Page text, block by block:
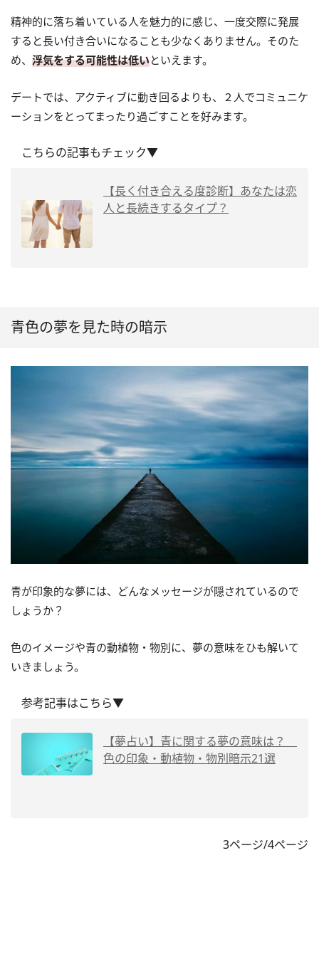
精神的に落ち着いている人を魅力的に感じ、一度交際に発展
すると長い付き合いになることも少なくありません。そのた
め、 浮気をする可能性は低いといえます。
デートでは、アクティブに動き回るよりも、２人でコミュニケ
ーションをとってまったり過ごすことを好みます。
こちらの記事もチェック▼
【長く付き合える度診断】あなたは恋
人と長続きするタイプ？
青色の夢を見た時の暗示
青が印象的な夢には、どんなメッセージが隠されているので
しょうか？
色のイメージや青の動植物・物別に、夢の意味をひも解いて
いきましょう。
参考記事はこちら▼
【夢占い】青に関する夢の意味は？
色の印象・動植物・物別暗示21選
3ページ/4ページ